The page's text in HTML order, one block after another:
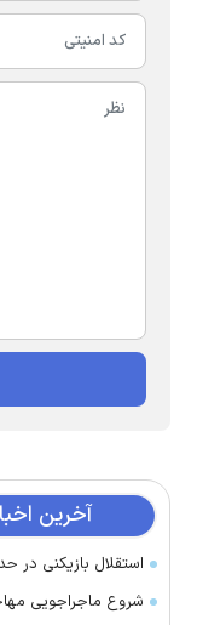
آخرین
استقلال بازیکنی در
شروع ماجراجویی